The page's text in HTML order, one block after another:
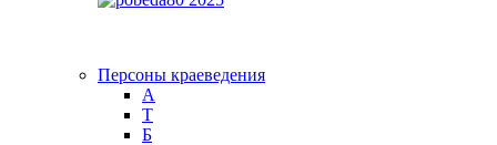
Персоны краеведения
А
T
Б